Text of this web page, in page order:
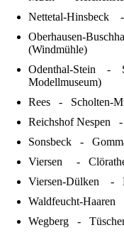
Nettetal-Hinsbeck
Oberhausen-
(Windmühle)
Odenthal-Stein -
Modellmuseum)
Rees - Scholten-
Reichshof Nespen
Sonsbeck -
Viersen -
Viersen-Dülken -
Waldfeucht-
Wegberg -